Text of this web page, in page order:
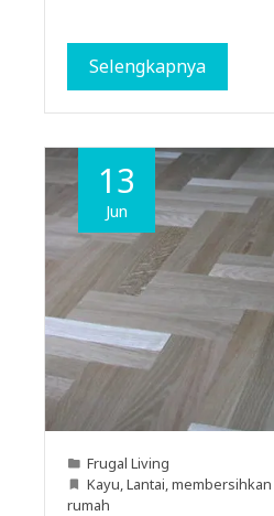
Selengkapnya
13
Jun
Frugal Living
Kayu,Lantai,
rumah